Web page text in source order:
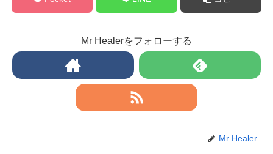
Mr Healerをフォローする
Mr Healer